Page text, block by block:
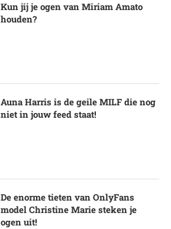
Kun jij je ogen van Miriam Amato
houden?
Auna Harris is de geile MILF die nog
niet in jouw feed staat!
De enorme tieten van OnlyFans
model Christine Marie steken je
ogen uit!